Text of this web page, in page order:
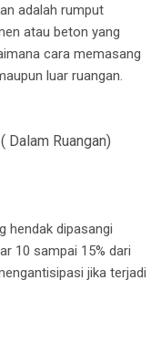
adalah rumput
atau beton yang
cara memasang
luar ruangan.
Dalam Ruangan)
hendak dipasangi
10 sampai 15% dari
jika terjadi